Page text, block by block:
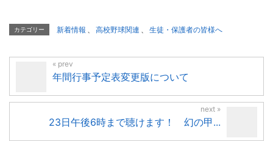
カテゴリー 新着情報 、 高校野球関連 、 生徒・保護者の皆様へ
年間行事予定表変更版について
23日午後6時まで聴けます！ 幻の甲...